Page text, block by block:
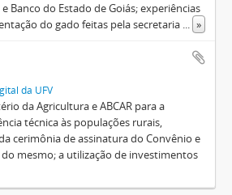
Banco do Estado de Goiás; experiências
do gado feitas pela secretaria ... »
da UFV
da Agricultura e ABCAR para a
técnica às populações rurais,
cerimônia de assinatura do Convênio e
mesmo; a utilização de investimentos